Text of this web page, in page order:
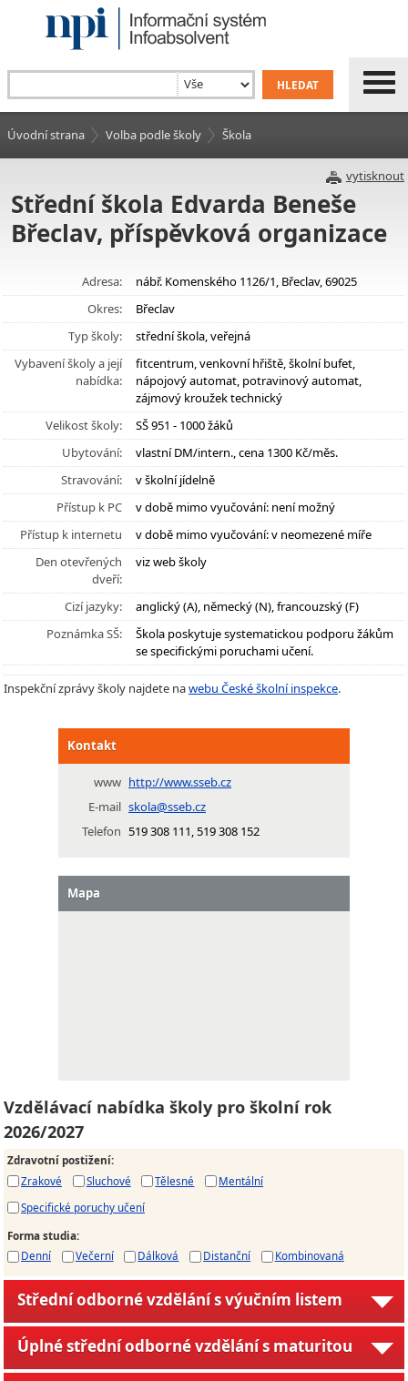
Úvodní strana Volba podle školy Škola
vytisknout
Střední škola Edvarda Beneše
Břeclav, příspěvková organizace
Adresa:
nábř. Komenského 1126/1, Břeclav, 69025
Okres:
Břeclav
Typ školy:
střední škola, veřejná
Vybavení školy a její
nabídka:
fitcentrum, venkovní hřiště, školní bufet,
nápojový automat, potravinový automat,
zájmový kroužek technický
Velikost školy:
SŠ 951 - 1000 žáků
Ubytování:
vlastní DM/intern., cena 1300 Kč/měs.
Stravování:
v školní jídelně
Přístup k PC
v době mimo vyučování: není možný
Přístup k internetu
v době mimo vyučování: v neomezené míře
Den otevřených
dveří:
viz web školy
Cizí jazyky:
anglický (A), německý (N), francouzský (F)
Poznámka SŠ:
Škola poskytuje systematickou podporu žákům
se specifickými poruchami učení.
Inspekční zprávy školy najdete nawebu České školní inspekce.
Kontakt
www http://www.sseb.cz
E-mail skola@sseb.cz
Telefon 519 308 111, 519 308 152
Mapa
Vzdělávací nabídka školy pro školní rok
2026/2027
Zdravotní postižení:
Zrakové
Sluchové Tělesné
Mentální
Specifické poruchy učení
Forma studia:
Denní
Večerní Dálková Distanční Kombinovaná
Střední odborné vzdělání s výučním listem
Úplné střední odborné vzdělání s maturitou